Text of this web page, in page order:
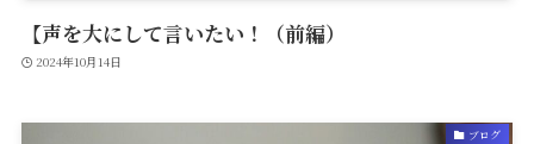
【声を大にして言いたい！（前編）
2024年10月14日
ブログ